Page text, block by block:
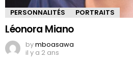
PERSONNALITÉS PORTRAITS
Léonora Miano
bymboasawa
il y a 2 ans